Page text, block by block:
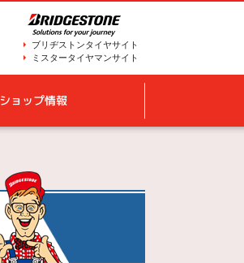
ブリヂストンタイヤサイト
ミスタータイヤマンサイト
ショップ情報